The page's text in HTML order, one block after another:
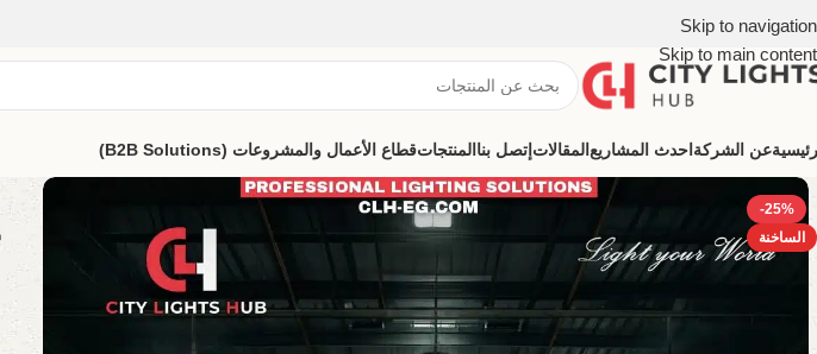
Skip to navigation
Skip to main content
عن الشركة احدث المشاريع المقالات إتصل بنا المنتجاتقطاع الأعمال والمشروعات (B2B Solutions)
-25%
الساخنة